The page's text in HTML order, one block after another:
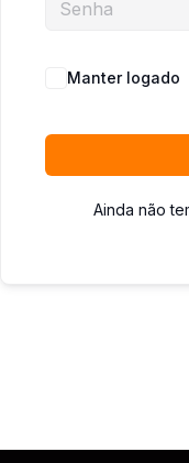
Manter logado
Ainda não